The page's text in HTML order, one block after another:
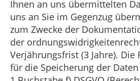
Ihnen an uns übermittelten
uns an Sie im Gegenzug
zum Zwecke der
der
Verjährungsfrist (3 Jahre). Die
für die Speicherung der Daten